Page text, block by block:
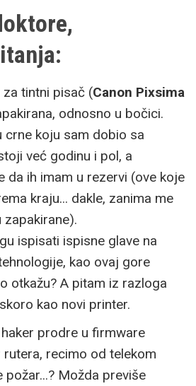
,
tintni pisač (Canon Pixsima
odnosno u bočici.
crne koju sam dobio sa
već godinu i pol, a
da ih imam u rezervi (ove koje
kraju... dakle, zanima me
ispisati ispisne glave na
kao ovaj gore
otkažu? A pitam iz razloga
kao novi printer.
prodre u firmware
recimo od telekom
Možda previše